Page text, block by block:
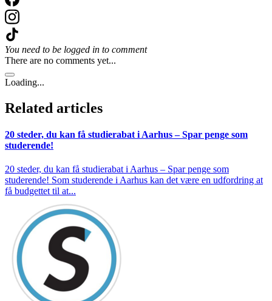
You need to be logged in to comment
There are no comments yet...
Loading...
Related articles
20 steder, du kan få studierabat i Aarhus – Spar penge som
studerende!
20 steder, du kan få studierabat i Aarhus – Spar penge som
studerende! Som studerende i Aarhus kan det være en udfordring at
få budgettet til at...